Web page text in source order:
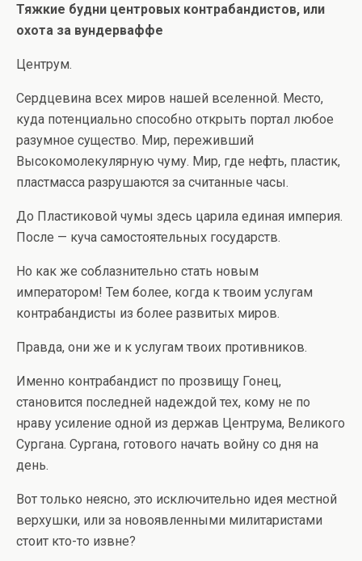
Тяжкие будни центровых контрабандистов, или
охота за вундерваффе
Центрум.
Сердцевина всех миров нашей вселенной. Место,
куда потенциально способно открыть портал любое
разумное существо. Мир, переживший
Высокомолекулярную чуму. Мир, где нефть, пластик,
пластмасса разрушаются за считанные часы.
До Пластиковой чумы здесь царила единая империя.
После — куча самостоятельных государств.
Но как же соблазнительно стать новым
императором! Тем более, когда к твоим услугам
контрабандисты из более развитых миров.
Правда, они же и к услугам твоих противников.
Именно контрабандист по прозвищу Гонец,
становится последней надеждой тех, кому не по
нраву усиление одной из держав Центрума, Великого
Сургана. Сургана, готового начать войну со дня на
день.
Вот только неясно, это исключительно идея местной
верхушки, или за новоявленными милитаристами
стоит кто-то извне?